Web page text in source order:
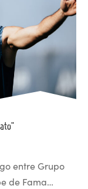
entre Grupo
de Fama…